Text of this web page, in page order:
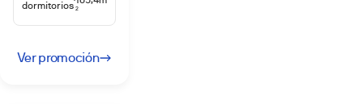
dormitorios 2
Ver promoción